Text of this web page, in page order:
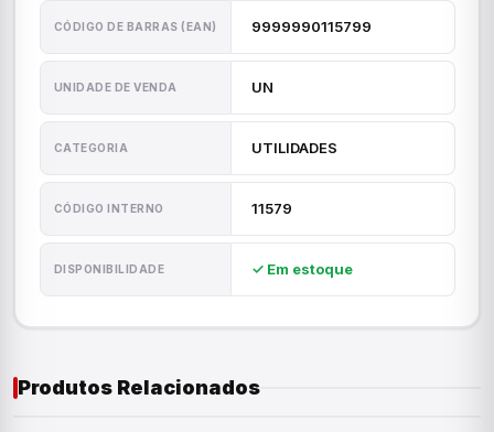
CÓDIGO DE BARRAS (EAN) 9999990115799
UNIDADE DE VENDA UN
CATEGORIA UTILIDADES
CÓDIGO INTERNO 11579
DISPONIBILIDADE ✓ Em estoque
Produtos Relacionados